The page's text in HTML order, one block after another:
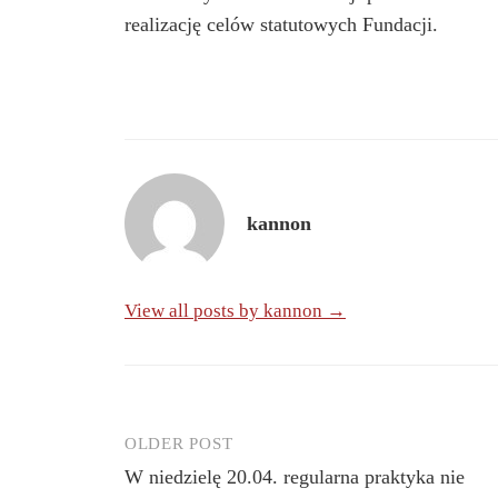
realizację celów statutowych Fundacji.
kannon
View all posts by kannon →
Post
OLDER POST
W niedzielę 20.04. regularna praktyka nie